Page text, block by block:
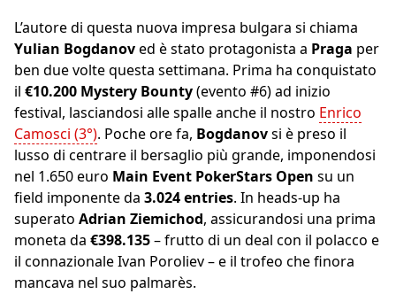
L’autore di questa nuova impresa bulgara si chiama
Yulian Bogdanoved è stato protagonista a Praga per
ben due volte questa settimana. Prima ha conquistato
il €10.200 Mystery Bounty(evento #6) ad inizio
festival, lasciandosi alle spalle anche il nostro Enrico
Camosci (3°). Poche ore fa, Bogdanovsi è preso il
lusso di centrare il bersaglio più grande, imponendosi
nel 1.650 euro Main Event PokerStars Open su un
field imponente da 3.024 entries. In heads-up ha
superato Adrian Ziemichod, assicurandosi una prima
moneta da €398.135– frutto di un deal con il polacco e
il connazionale Ivan Poroliev – e il trofeo che finora
mancava nel suo palmarès.